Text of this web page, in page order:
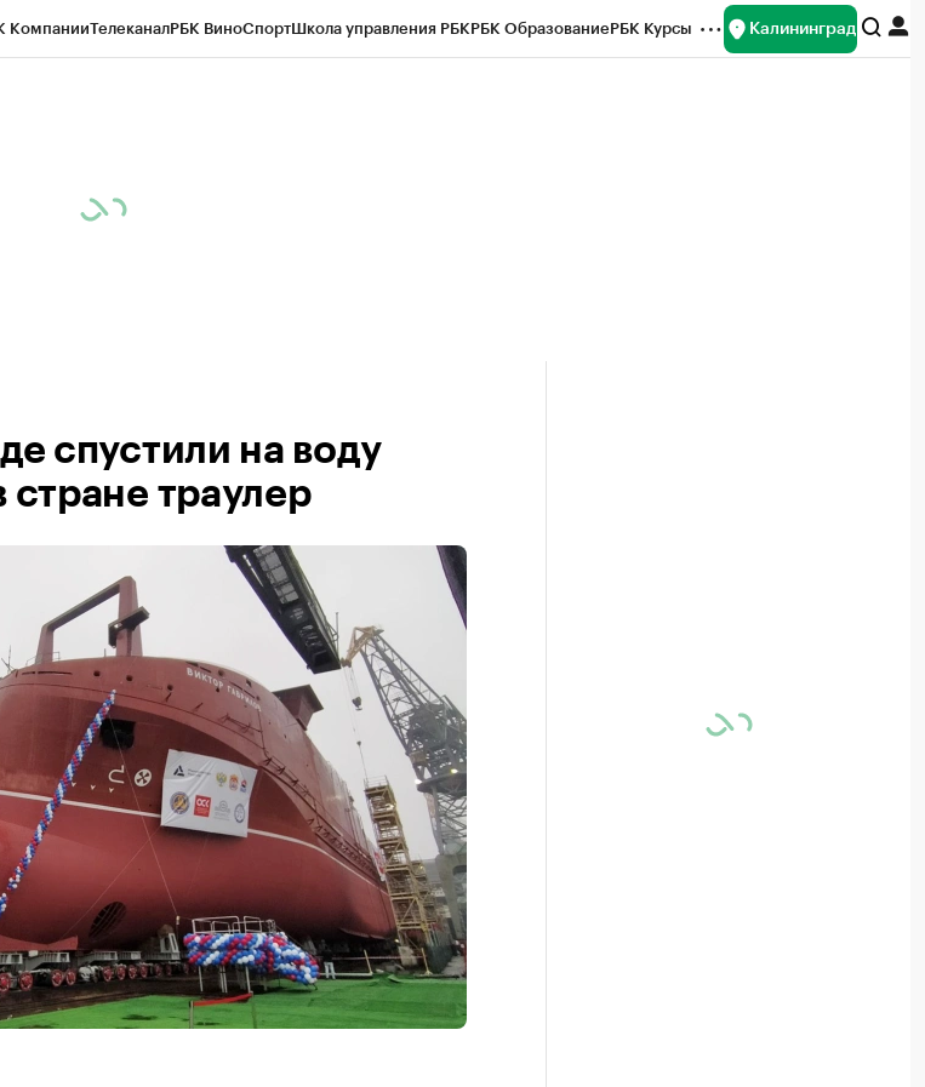
КомпанииТелеканалРБК ВиноСпортШкола управления РБКРБК ОбразованиеРБК Курсы Калининград
спустили на воду
траулер